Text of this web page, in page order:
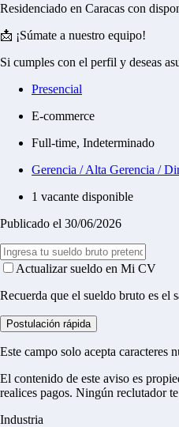
Residenciado en Caracas con
📩 ¡Súmate a nuestro equipo!
Si cumples con el perfil y deseas
Presencial
E-commerce
Full-time, Indeterminado
Gerencia / Alta Gerencia /
1 vacante disponible
Publicado el 30/06/2026
Actualizar sueldo en Mi CV
Recuerda que el sueldo bruto es el
Postulación rápida
Este campo solo acepta caracteres
El contenido de este aviso es
realices pagos. Ningún reclutador
Industria